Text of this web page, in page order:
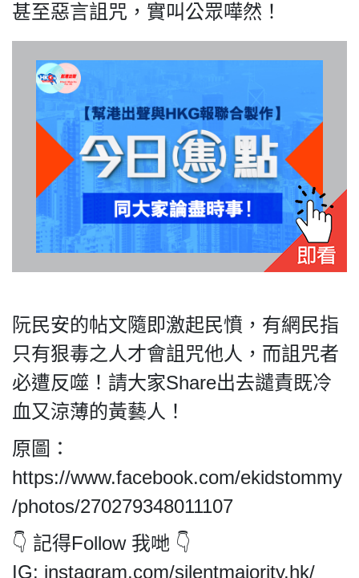
登記支持
聯絡我們
隱
政
策
及
免
責
聲
明
©
2018
Silent
Majority
甚至惡言詛咒，實叫公眾嘩然！
阮民安的帖文隨即激起民憤，有網民指
只有狠毒之人才會詛咒他人，而詛咒者
必遭反噬！請大家Share出去譴責既冷
血又涼薄的黃藝人！
原圖：
https://www.facebook.com/ekidstommy
/photos/270279348011107
👇 記得Follow 我哋 👇
IG: instagram.com/silentmajority.hk/